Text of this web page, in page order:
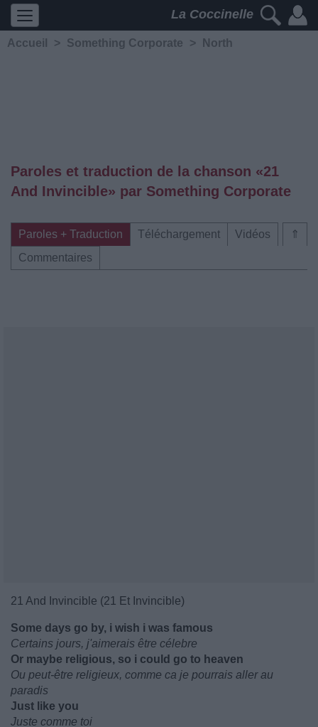
La Coccinelle
Accueil > Something Corporate > North
Paroles et traduction de la chanson «21
And Invincible» par Something Corporate
⇑
Paroles + Traduction Téléchargement
Vidéos
Commentaires
21 And Invincible (21 Et Invincible)
Some days go by, i wish i was famous
Certains jours, j'aimerais être célebre
Or maybe religious, so i could go to heaven
Ou peut-être religieux, comme ca je pourrais aller au
paradis
Just like you
Juste comme toi